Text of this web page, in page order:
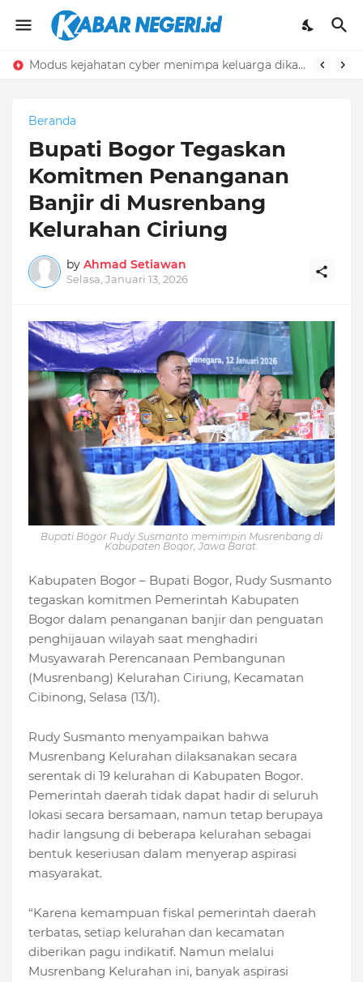
Modus kejahatan cyber menimpa keluarga dikaranggan Citeureup
Beranda
Bupati Bogor Tegaskan
Komitmen Penanganan
Banjir di Musrenbang
Kelurahan Ciriung
by Ahmad Setiawan
Selasa, Januari 13, 2026
Bupati Bogor Rudy Susmanto memimpin Musrenbang di
Kabupaten Bogor, Jawa Barat.
Kabupaten Bogor – Bupati Bogor, Rudy Susmanto
tegaskan komitmen Pemerintah Kabupaten
Bogor dalam penanganan banjir dan penguatan
penghijauan wilayah saat menghadiri
Musyawarah Perencanaan Pembangunan
(Musrenbang) Kelurahan Ciriung, Kecamatan
Cibinong, Selasa (13/1).
Rudy Susmanto menyampaikan bahwa
Musrenbang Kelurahan dilaksanakan secara
serentak di 19 kelurahan di Kabupaten Bogor.
Pemerintah daerah tidak dapat hadir di seluruh
lokasi secara bersamaan, namun tetap berupaya
hadir langsung di beberapa kelurahan sebagai
bentuk keseriusan dalam menyerap aspirasi
masyarakat.
“Karena kemampuan fiskal pemerintah daerah
terbatas, setiap kelurahan dan kecamatan
diberikan pagu indikatif. Namun melalui
Musrenbang Kelurahan ini, banyak aspirasi